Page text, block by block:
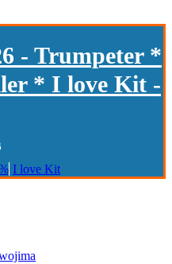
- Trumpeter *
* I love Kit -
I love Kit